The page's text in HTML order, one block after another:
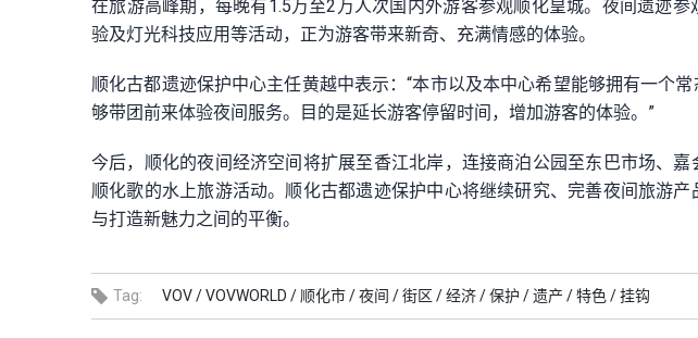
在旅游高峰期，每晚有1.5万至2万人次国内外游客参观顺化皇城。夜间遗迹
验及灯光科技应用等活动，正为游客带来新奇、充满情感的体验。
顺化古都遗迹保护中心主任黄越中表示：“本市以及本中心希望能够拥有一个
够带团前来体验夜间服务。目的是延长游客停留时间，增加游客的体验。”
今后，顺化的夜间经济空间将扩展至香江北岸，连接商泊公园至东巴市场、
顺化歌的水上旅游活动。顺化古都遗迹保护中心将继续研究、完善夜间旅游
与打造新魅力之间的平衡。
Tag: VOV /VOVWORLD / 顺化市 /夜间 /街区 /经济 /保护 /遗产 /特色 /挂钩